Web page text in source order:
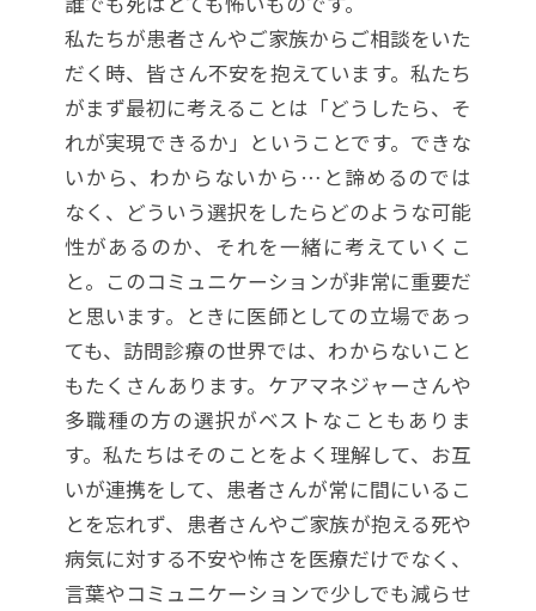
私たちが患者さんやご家族からご相談をいた
だく時、皆さん不安を抱えています。私たち
がまず最初に考えることは「どうしたら、そ
れが実現できるか」ということです。できな
いから、わからないから…と諦めるのでは
なく、どういう選択をしたらどのような可能
性があるのか、それを一緒に考えていくこ
と。このコミュニケーションが非常に重要だ
と思います。ときに医師としての立場であっ
ても、訪問診療の世界では、わからないこと
もたくさんあります。ケアマネジャーさんや
多職種の方の選択がベストなこともありま
す。私たちはそのことをよく理解して、お互
いが連携をして、患者さんが常に間にいるこ
とを忘れず、患者さんやご家族が抱える死や
病気に対する不安や怖さを医療だけでなく、
言葉やコミュニケーションで少しでも減らせ